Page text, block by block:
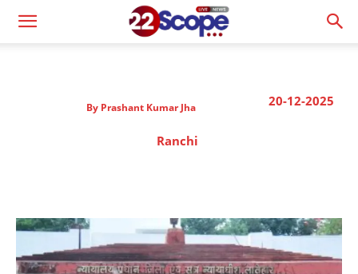
20-12-2025
By Prashant Kumar Jha
Ranchi